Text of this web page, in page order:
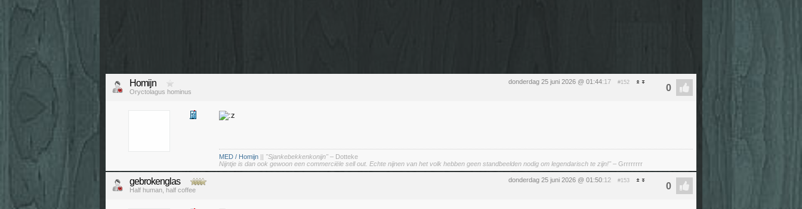
donderdag 25 juni 2026 @ 01:44:17 #152
Homijn
Oryctolagus hominus
MED / Homijn || "Sjankebekkenkonijn" – Dotteke
Nijntje is dan ook gewoon een commerciële sell out. Echte nijnen van het volk hebben geen standbeelden nodig om legendarisch te zijn!" – Grrrrrrrr
donderdag 25 juni 2026 @ 01:50:12 #153
gebrokenglas
Half human, half coffee